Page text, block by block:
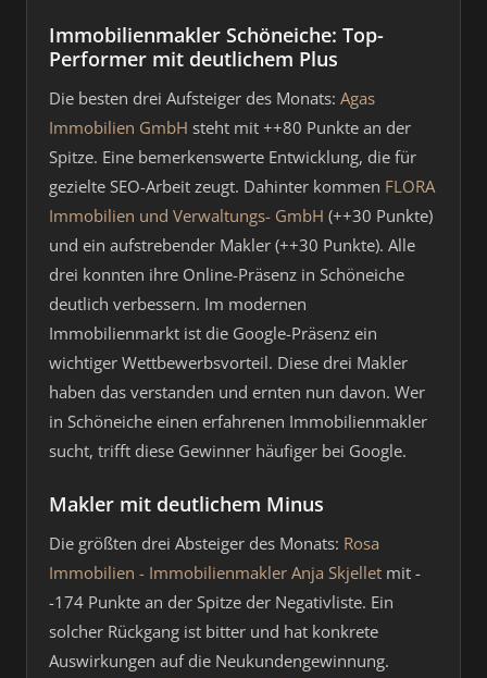
Immobilienmakler Schöneiche: Top-
Performer mit deutlichem Plus
Die besten drei Aufsteiger des Monats: Agas
Immobilien GmbH steht mit ++80 Punkte an der
Spitze. Eine bemerkenswerte Entwicklung, die für
gezielte SEO-Arbeit zeugt. Dahinter kommen FLORA
Immobilien und Verwaltungs- GmbH (++30 Punkte)
und ein aufstrebender Makler (++30 Punkte). Alle
drei konnten ihre Online-Präsenz in Schöneiche
deutlich verbessern. Im modernen
Immobilienmarkt ist die Google-Präsenz ein
wichtiger Wettbewerbsvorteil. Diese drei Makler
haben das verstanden und ernten nun davon. Wer
in Schöneiche einen erfahrenen Immobilienmakler
sucht, trifft diese Gewinner häufiger bei Google.
Makler mit deutlichem Minus
Die größten drei Absteiger des Monats: Rosa
Immobilien - Immobilienmakler Anja Skjellet mit -
-174 Punkte an der Spitze der Negativliste. Ein
solcher Rückgang ist bitter und hat konkrete
Auswirkungen auf die Neukundengewinnung.